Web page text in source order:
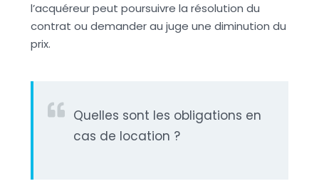
l’acquéreur peut poursuivre la résolution du
contrat ou demander au juge une diminution du
prix.
Quelles sont les obligations en
cas de location ?